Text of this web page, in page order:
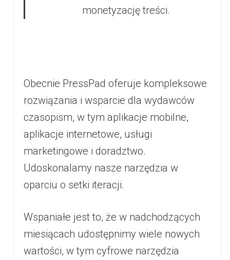
monetyzację treści.
Obecnie PressPad oferuje kompleksowe
rozwiązania i wsparcie dla wydawców
czasopism, w tym aplikacje mobilne,
aplikacje internetowe, usługi
marketingowe i doradztwo.
Udoskonalamy nasze narzędzia w
oparciu o setki iteracji.
Wspaniałe jest to, że w nadchodzących
miesiącach udostępnimy wiele nowych
wartości, w tym cyfrowe narzędzia